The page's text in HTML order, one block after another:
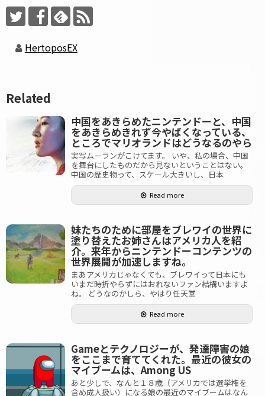
HertoposEX
Related
中国をあきらめたニンテンドーと、中国
をあきらめきれず今やばくなっている、
ところでマリオランドはどうなるのやら
実写ムーランがこけてます。 いや、私の場合、中国
を舞台にしたものだから見ないということはない。
中国の歴史物って、スケール大きいし、日本
Read more
妹たちのために部屋をブレワイの世界に
塗り替えたお姉さんはアメリカ人を紹
介。来年からニンテンドーコンテンツの
世界展開が加速しますね。
まあアメリカじゃなくても、ブレワイって日本にも
いまだ時折やらずにはおれないファン結構いますよ
ね。 どうなのかしら、やはり任天堂
Read more
Gameとテクノロジーが、発達障害の娘
をここまで育ててくれた。最近の彼女の
マイブームは、Among US
あと少しで、なんと１８歳（アメリカでは選挙権を
含め成人扱い）になる娘の最近のマイブームはなん